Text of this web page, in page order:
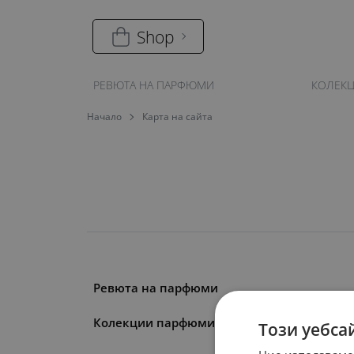
Shop
РЕВЮТА НА ПАРФЮМИ
Начало Карта на сайта
Ревюта на парфюми
Колекции парфюми Този